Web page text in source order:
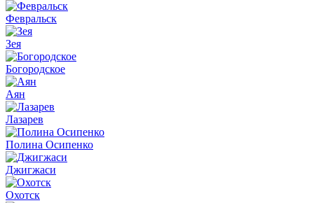
Февральск
Зея
Богородское
Аян
Лазарев
Полина Осипенко
Джигжаси
Охотск